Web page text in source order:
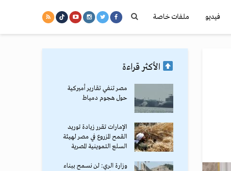
فيديو ملفات خاصة
الأكثر قراءة
مصر تنفي تقارير أميركية
حول هجوم دمياط
الإمارات تقرر زيادة توريد
القمح المزروع في مصر لهيئة
السلع التموينية المصرية
وزارة الري: لن نسمح ببناء